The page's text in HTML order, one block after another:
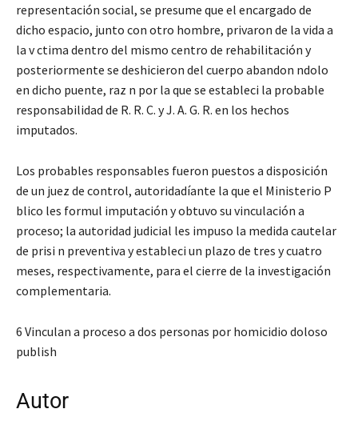
representación social, se presume que el encargado de
dicho espacio, junto con otro hombre, privaron de la vida a
la v ctima dentro del mismo centro de rehabilitación y
posteriormente se deshicieron del cuerpo abandon ndolo
en dicho puente, raz n por la que se estableci la probable
responsabilidad de R. R. C. y J. A. G. R. en los hechos
imputados.
Los probables responsables fueron puestos a disposición
de un juez de control, autoridadíante la que el Ministerio P
blico les formul imputación y obtuvo su vinculación a
proceso; la autoridad judicial les impuso la medida cautelar
de prisi n preventiva y estableci un plazo de tres y cuatro
meses, respectivamente, para el cierre de la investigación
complementaria.
6 Vinculan a proceso a dos personas por homicidio doloso
publish
Autor